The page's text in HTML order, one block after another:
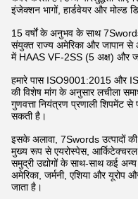
इंजेक्शन भागों, हार्डवेयर और मोल्ड
15 वर्षों के अनुभव के साथ
संयुक्त राज्य अमेरिका और जापान
में HAAS VF-2SS (5 अक्ष) और
हमारे पास ISO9001:2015 और
की विशेष मांग के अनुसार लचीला
गुणवत्ता नियंत्रण प्रणाली शिपमेंट से
सकती है।
इसके अलावा, 7Swords उत्पादों
मुख्य रूप से एयरोस्पेस,
समुद्री उद्योगों के साथ-साथ कई
अमेरिका, जर्मनी, एशिया और यूरोप
जाता है।